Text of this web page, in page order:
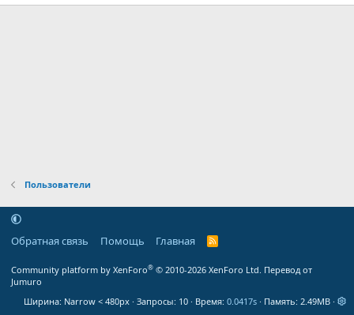
Пользователи
Обратная связь Помощь Главная
R
Community platform by XenForo® © 2010-2026 XenForo Ltd. Перевод от
Jumuro
Ширина
Запросы 10 Время 0.0417s Память 2.49MB